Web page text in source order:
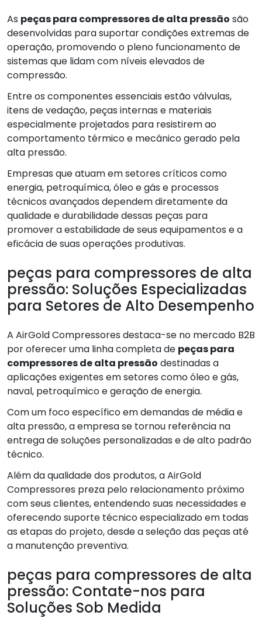
As peças para compressores de alta pressão são
desenvolvidas para suportar condições extremas de
operação, promovendo o pleno funcionamento de
sistemas que lidam com níveis elevados de
compressão.
Entre os componentes essenciais estão válvulas,
itens de vedação, peças internas e materiais
especialmente projetados para resistirem ao
comportamento térmico e mecânico gerado pela
alta pressão.
Empresas que atuam em setores críticos como
energia, petroquímica, óleo e gás e processos
técnicos avançados dependem diretamente da
qualidade e durabilidade dessas peças para
promover a estabilidade de seus equipamentos e a
eficácia de suas operações produtivas.
peças para compressores de alta
pressão: Soluções Especializadas
para Setores de Alto Desempenho
A AirGold Compressores destaca-se no mercado B2B
por oferecer uma linha completa de peças para
compressores de alta pressão destinadas a
aplicações exigentes em setores como óleo e gás,
naval, petroquímico e geração de energia.
Com um foco específico em demandas de média e
alta pressão, a empresa se tornou referência na
entrega de soluções personalizadas e de alto padrão
técnico.
Além da qualidade dos produtos, a AirGold
Compressores preza pelo relacionamento próximo
com seus clientes, entendendo suas necessidades e
oferecendo suporte técnico especializado em todas
as etapas do projeto, desde a seleção das peças até
a manutenção preventiva.
peças para compressores de alta
pressão: Contate-nos para
Soluções Sob Medida